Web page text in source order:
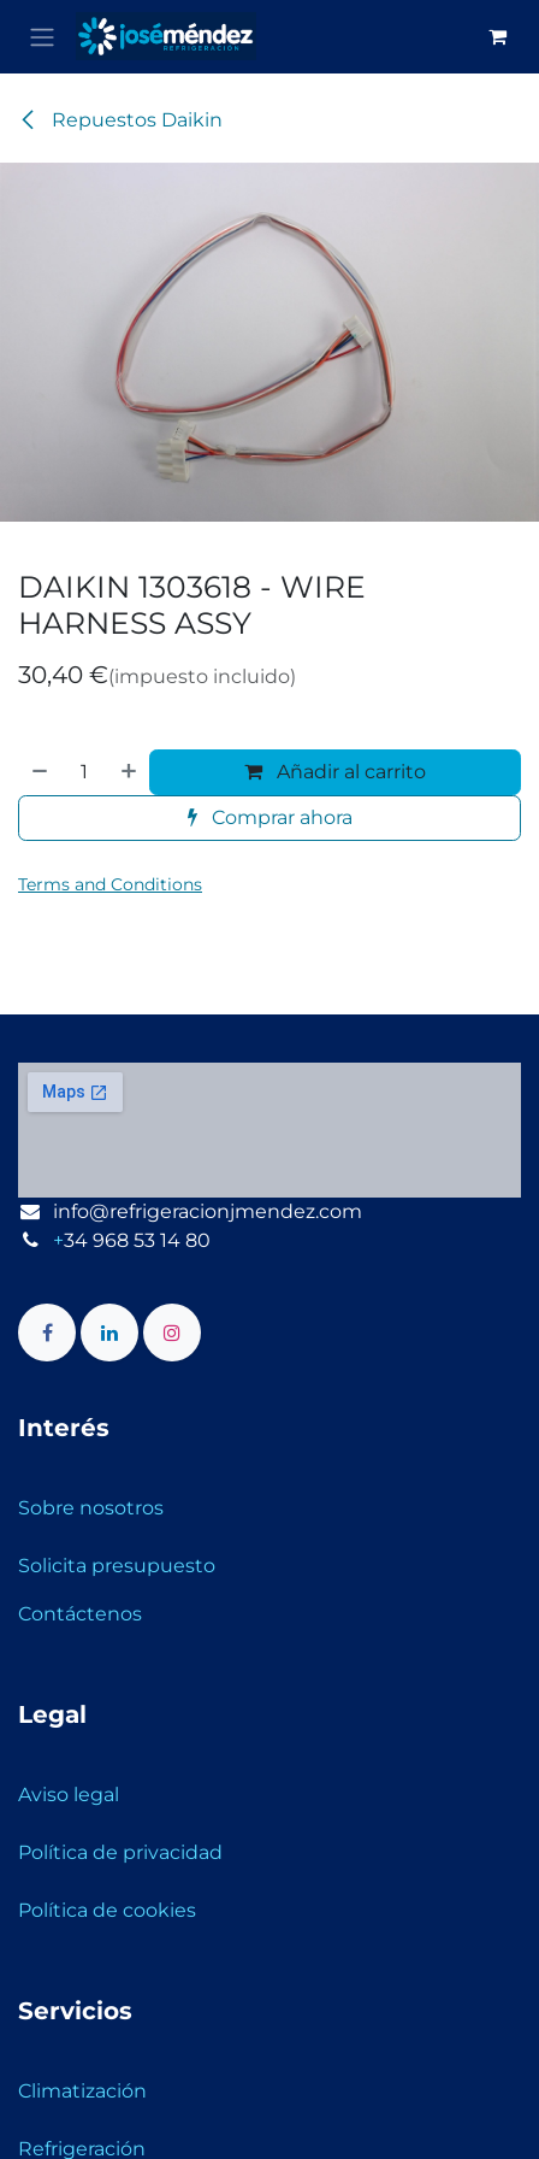
Ir al contenido
Repuestos Daikin
DAIKIN 1303618 - WIRE
HARNESS ASSY
30,40 €(impuesto incluido)
Añadir al carrito
Comprar ahora
Terms and Conditions
info@refrigeracionjmendez.com
+34 968 53 14 80
Interés
Sobre nosotros
Solicita presupuesto
Contáctenos
Legal
Aviso legal
Política de privacidad
Política de cookies
Servicios
Climatización
Refrigeración